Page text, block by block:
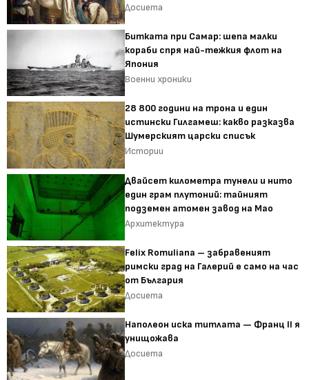
Досиета
Битката при Самар: шепа малки
кораби спря най-тежкия флот на
Япония
Военни хроники
28 800 години на трона и един
истински Гилгамеш: какво разказва
Шумерският царски списък
Истории
Двайсет километра тунели и нито
един грам плутоний: тайният
подземен атомен завод на Мао
Архитектура
Felix Romuliana – забравеният
римски град на Галерий е само на час
от България
Досиета
Наполеон иска титлата — Франц II я
унищожава
Досиета